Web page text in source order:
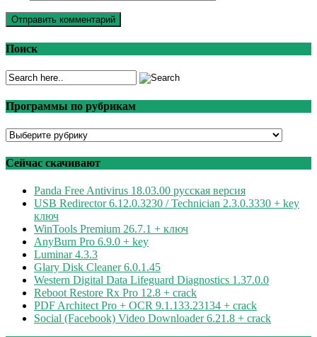
Поиск
Программы по рубрикам
Программы
рубрикам
Сейчас скачивают
Panda Free Antivirus 18.03.00 русская версия
USB Redirector 6.12.0.3230 / Technician 2.3.0.3330 + key
ключ
WinTools Premium 26.7.1 + ключ
AnyBurn Pro 6.9.0 + key
Luminar 4.3.3
Glary Disk Cleaner 6.0.1.45
Western Digital Data Lifeguard Diagnostics 1.37.0.0
Reboot Restore Rx Pro 12.8 + crack
PDF Architect Pro + OCR 9.1.133.23134 + crack
Social (Facebook) Video Downloader 6.21.8 + crack